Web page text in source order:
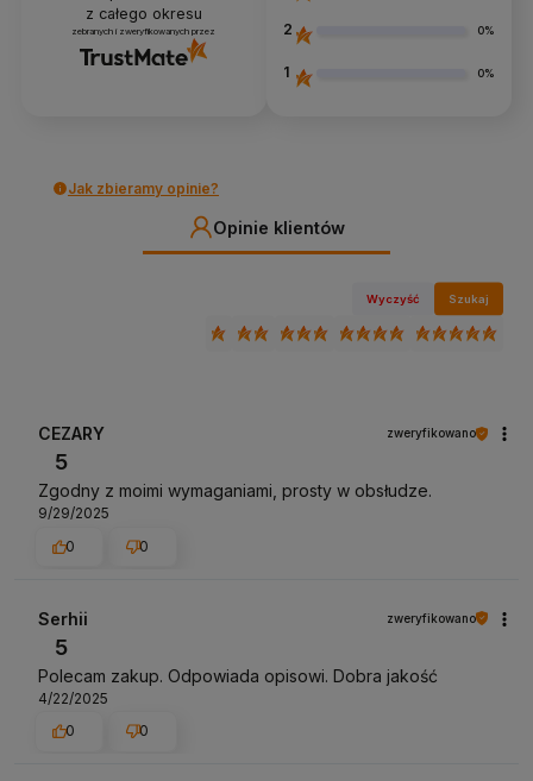
z całego okresu
zebranych i zweryfikowanych przez 2 0%
1 0%
Jak zbieramy opinie?
Opinie klientów
Wyczyść Szukaj
CEZARY zweryfikowano
5
Zgodny z moimi wymaganiami, prosty w obsłudze.
9/29/2025
0
0
Serhii zweryfikowano
5
Polecam zakup. Odpowiada opisowi. Dobra jakość
4/22/2025
0
0